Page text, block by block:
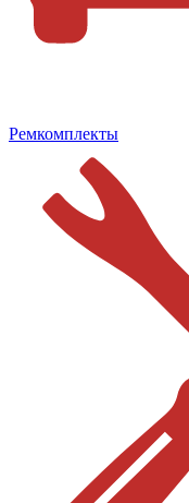
Ремкомплекты